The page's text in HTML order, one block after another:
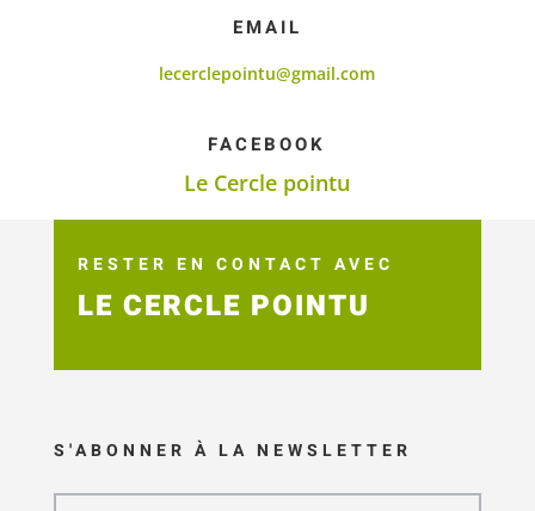
EMAIL
lecerclepointu@gmail.com
FACEBOOK
Le Cercle pointu
RESTER EN CONTACT AVEC
LE CERCLE POINTU
S'ABONNER À LA NEWSLETTER